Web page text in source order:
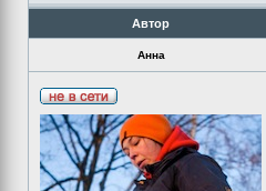
Автор
Анна